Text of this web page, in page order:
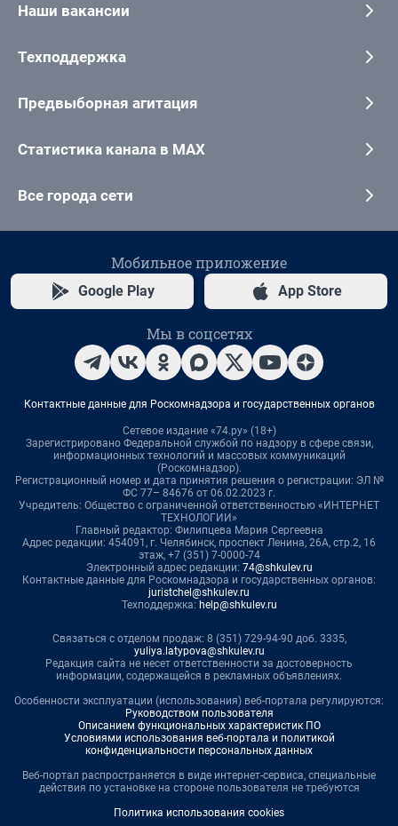
Наши вакансии
Техподдержка
Предвыборная агитация
Статистика канала в MAX
Все города сети
Мобильное приложение
Google Play App Store
Мы в соцсетях
Контактные данные для Роскомнадзора и государственных органов
Сетевое издание «74.ру» (18+)
Зарегистрировано Федеральной службой по надзору в сфере связи,
информационных технологий и массовых коммуникаций
(Роскомнадзор).
Регистрационный номер и дата принятия решения о регистрации: ЭЛ №
ФС 77– 84676 от 06.02.2023 г.
Учредитель: Общество с ограниченной ответственностью «ИНТЕРНЕТ
ТЕХНОЛОГИИ»
Главный редактор: Филипцева Мария Сергеевна
Адрес редакции: 454091, г. Челябинск, проспект Ленина, 26А, стр.2, 16
этаж, +7 (351) 7-0000-74
Электронный адрес редакции: 74@shkulev.ru
Контактные данные для Роскомнадзора и государственных органов:
juristchel@shkulev.ru
Техподдержка: help@shkulev.ru
Связаться с отделом продаж: 8 (351) 729-94-90 доб. 3335,
yuliya.latypova@shkulev.ru
Редакция сайта не несет ответственности за достоверность
информации, содержащейся в рекламных объявлениях.
Особенности эксплуатации (использования) веб-портала регулируются:
Руководством пользователя
Описанием функциональных характеристик ПО
Условиями использования веб-портала и политикой
конфиденциальности персональных данных
Веб-портал распространяется в виде интернет-сервиса, специальные
действия по установке на стороне пользователя не требуются
Политика использования cookies